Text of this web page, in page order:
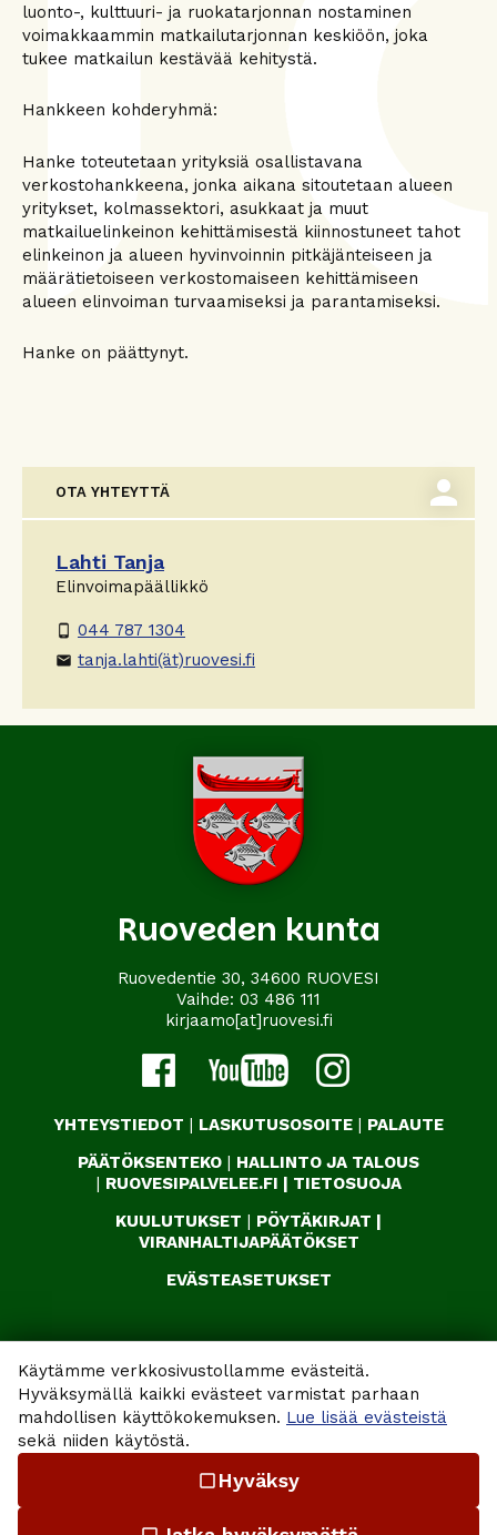
Käytämme verkkosivustollamme evästeitä.
Hyväksymällä kaikki evästeet varmistat parhaan
mahdollisen käyttökokemuksen. Lue lisää evästeistä
sekä niiden käytöstä.
check_box_outline_blank Hyväksy
luonto-, kulttuuri- ja ruokatarjonnan nostaminen
voimakkaammin matkailutarjonnan keskiöön, joka
tukee matkailun kestävää kehitystä.
Hankkeen kohderyhmä:
Hanke toteutetaan yrityksiä osallistavana
verkostohankkeena, jonka aikana sitoutetaan alueen
yritykset, kolmassektori, asukkaat ja muut
matkailuelinkeinon kehittämisestä kiinnostuneet tahot
elinkeinon ja alueen hyvinvoinnin pitkäjänteiseen ja
määrätietoiseen verkostomaiseen kehittämiseen
alueen elinvoiman turvaamiseksi ja parantamiseksi.
Hanke on päättynyt.
OTA YHTEYTTÄ person
Lahti Tanja
Elinvoimapäällikkö
phone_android 044 787 1304
email tanja.lahti(ät)ruovesi.fi
Ruoveden kunta
Ruovedentie 30, 34600 RUOVESI
Vaihde: 03 486 111
kirjaamo[at]ruovesi.fi
YHTEYSTIEDOT | LASKUTUSOSOITE | PALAUTE
PÄÄTÖKSENTEKO | HALLINTO JA TALOUS
| RUOVESIPALVELEE.FI | TIETOSUOJA
KUULUTUKSET | PÖYTÄKIRJAT |
VIRANHALTIJAPÄÄTÖKSET
EVÄSTEASETUKSET